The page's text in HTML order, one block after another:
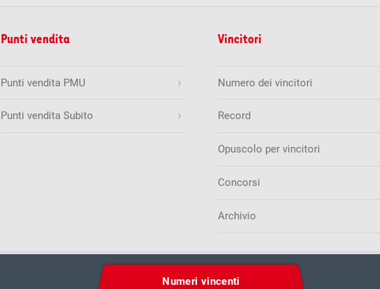
Numeri vincenti
Punti vendita
Punti vendita PMU
Punti vendita Subito
Vincitori
Numero dei vincitori
Record
Opuscolo per vincitori
Concorsi
Archivio
Dichiarazione sulla protezione dei dati Regole e condizioni di partecipazione